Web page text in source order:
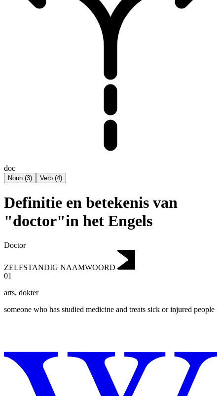
doc
Noun (3) Verb (4)
Definitie en betekenis van
"doctor"in het Engels
Doctor
ZELFSTANDIG NAAMWOORD
01
arts, dokter
someone who has studied medicine and treats sick or injured people